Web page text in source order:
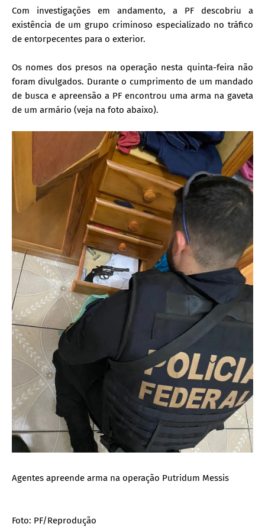
Com investigações em andamento, a PF descobriu a
existência de um grupo criminoso especializado no tráfico
de entorpecentes para o exterior.
Os nomes dos presos na operação nesta quinta-feira não
foram divulgados. Durante o cumprimento de um mandado
de busca e apreensão a PF encontrou uma arma na gaveta
de um armário (veja na foto abaixo).
Agentes apreende arma na operação Putridum Messis
Foto: PF/Reprodução